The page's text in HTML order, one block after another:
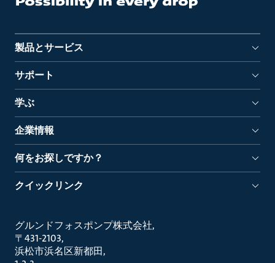
製品とサービス
サポート
学ぶ
企業情報
何をお探しですか？
クイックリンク
グルンドフォスポンプ株式会社
〒431-2103
浜松市浜名区新都田